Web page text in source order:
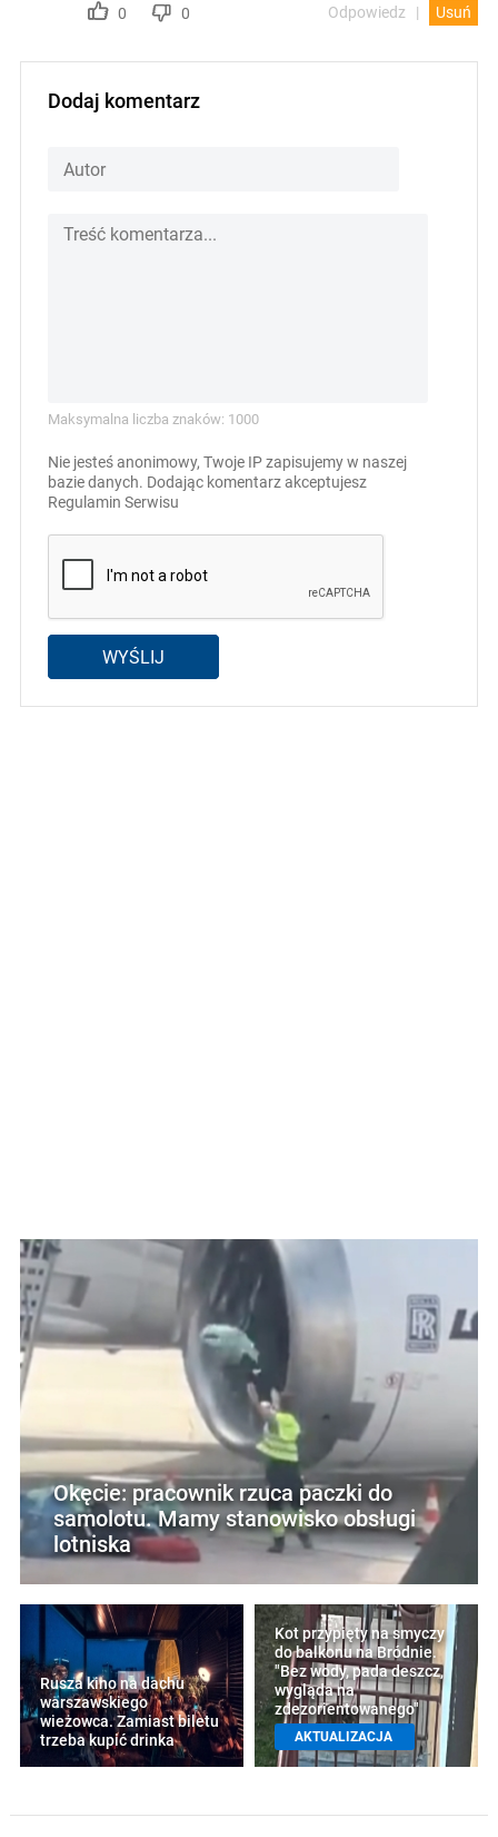
0 0 Odpowiedz Usuń
Dodaj komentarz
Maksymalna liczba znaków: 1000
Nie jesteś anonimowy, Twoje IP zapisujemy w naszej
bazie danych. Dodając komentarz akceptujesz
Regulamin Serwisu
WYŚLIJ
Okęcie: pracownik rzuca paczki do
samolotu. Mamy stanowisko obsługi
lotniska
Rusza kino na dachu
warszawskiego
wieżowca. Zamiast biletu
trzeba kupić drinka
Kot przypięty na smyczy
do balkonu na Bródnie.
"Bez wody, pada deszcz,
wygląda na
zdezorientowanego"
AKTUALIZACJA